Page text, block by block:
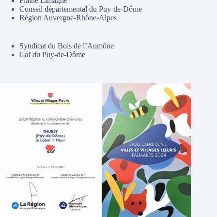
Conseil départemental du Puy-de-Dôme
Région Auvergne-Rhône-Alpes
Syndicat du Bois de l’Aumône
Caf du Puy-de-Dôme